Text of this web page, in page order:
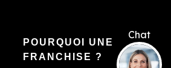
POURQUOI UNE
FRANCHISE ?